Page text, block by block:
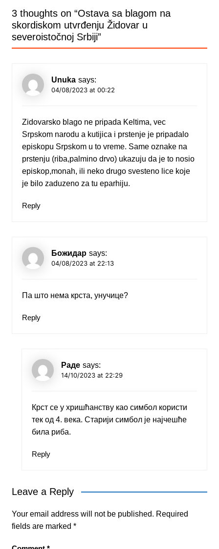
3 thoughts on “Ostava sa blagom na
skordiskom utvrđenju Židovar u
severoistočnoj Srbiji”
Unuka says:
04/08/2023 at 00:22
Zidovarsko blago ne pripada Keltima, vec
Srpskom narodu a kutijica i prstenje je pripadalo
episkopu Srpskom u to vreme. Same oznake na
prstenju (riba,palmino drvo) ukazuju da je to nosio
episkop,monah, ili neko drugo svesteno lice koje
je bilo zaduzeno za tu eparhiju.
Reply
Божидар says:
04/08/2023 at 22:13
Па што нема крста, унучице?
Reply
Раде says:
14/10/2023 at 22:29
Крст се у хришћанству као симбол користи
тек од 4. века. Старији симбол је најчешће
била риба.
Reply
Leave a Reply
Your email address will not be published. Required
fields are marked *